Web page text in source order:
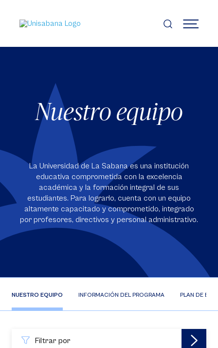
contenido
principal
MENÚ
Nuestro equipo
La Universidad de La Sabana es una institución
educativa comprometida con la excelencia
académica y la formación integral de sus
estudiantes. Para lograrlo, cuenta con un equipo
altamente capacitado y comprometido, integrado
por profesores, directivos y personal administrativo.
NUESTRO EQUIPO INFORMACIÓN DEL PROGRAMA PLAN DE
Filtrar por